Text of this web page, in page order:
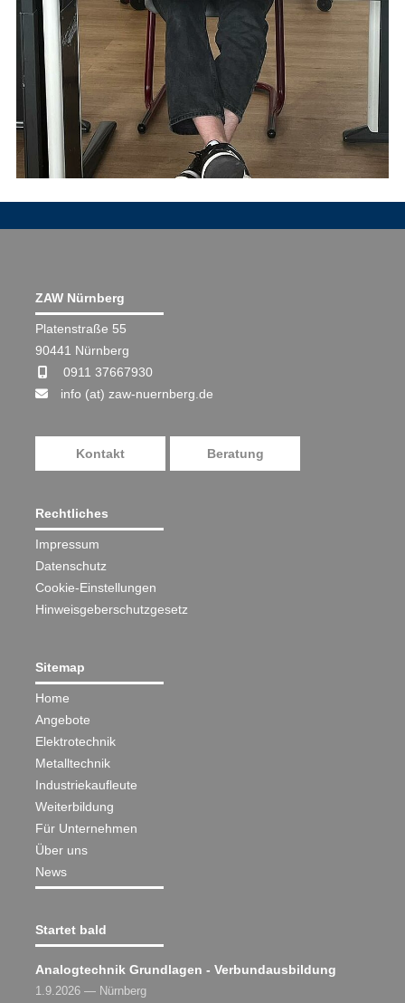
ZAW Nürnberg
Platenstraße 55
90441 Nürnberg
0911 37667930
info (at) zaw-nuernberg.de
Kontakt Beratung
Rechtliches
Impressum
Datenschutz
Cookie-Einstellungen
Hinweisgeberschutzgesetz
Sitemap
Home
Angebote
Elektrotechnik
Metalltechnik
Industriekaufleute
Weiterbildung
Für Unternehmen
Über uns
News
Startet bald
Analogtechnik Grundlagen - Verbundausbildung
1.9.2026 — Nürnberg